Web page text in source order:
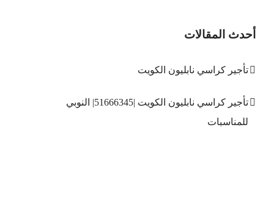
أحدث المقالات
تأجير كراسي نابليون الكويت
تأجير كراسي نابليون الكويت |51666345| النوبي
للمناسبات